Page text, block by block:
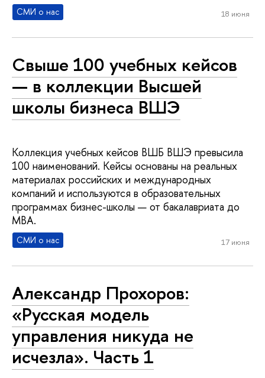
СМИ о нас 18 июня
Свыше 100 учебных кейсов
— в коллекции Высшей
школы бизнеса ВШЭ
Коллекция учебных кейсов ВШБ ВШЭ превысила
100 наименований. Кейсы основаны на реальных
материалах российских и международных
компаний и используются в образовательных
программах бизнес-школы — от бакалавриата до
MBA.
СМИ о нас 17 июня
Александр Прохоров:
«Русская модель
управления никуда не
исчезла». Часть 1